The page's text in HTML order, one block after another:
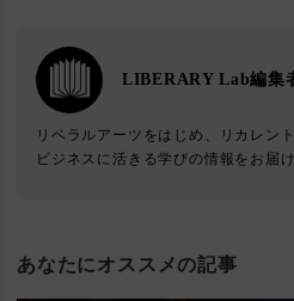
LIBERARY Lab編集
リベラルアーツをはじめ、リカレン
ビジネスに活きる学びの情報をお届け
あなたにオススメの記事